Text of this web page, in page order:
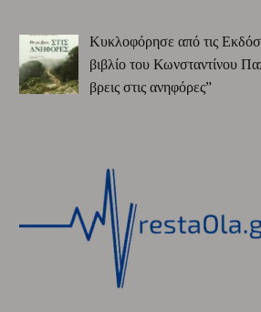
Κυκλοφόρησε από τις
βιβλίο του Κωνσταντίνου
βρεις στις ανηφόρες”